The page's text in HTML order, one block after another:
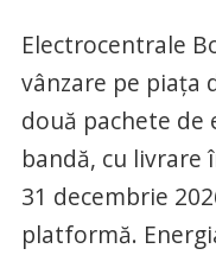
Electrocentrale
vânzare pe piața
două pachete de
bandă, cu livrare
31 decembrie
platformă.